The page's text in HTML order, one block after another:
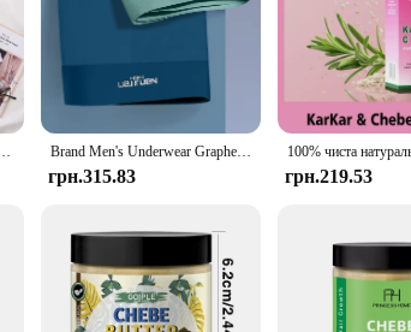
Mens Boxers Sexy U Convex Male Underpants Plus Size Calzoncillos Brand Men's Underwear Graphene 3A Antibacterial Underpants Ice Silk Men Boxer Shorts Moisture Absorbent Elastic Male Pantie
грн.315.83 грн.219.53